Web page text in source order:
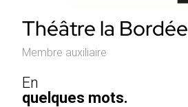
Théâtre la Bordée
Membre auxiliaire
En
quelques mots.